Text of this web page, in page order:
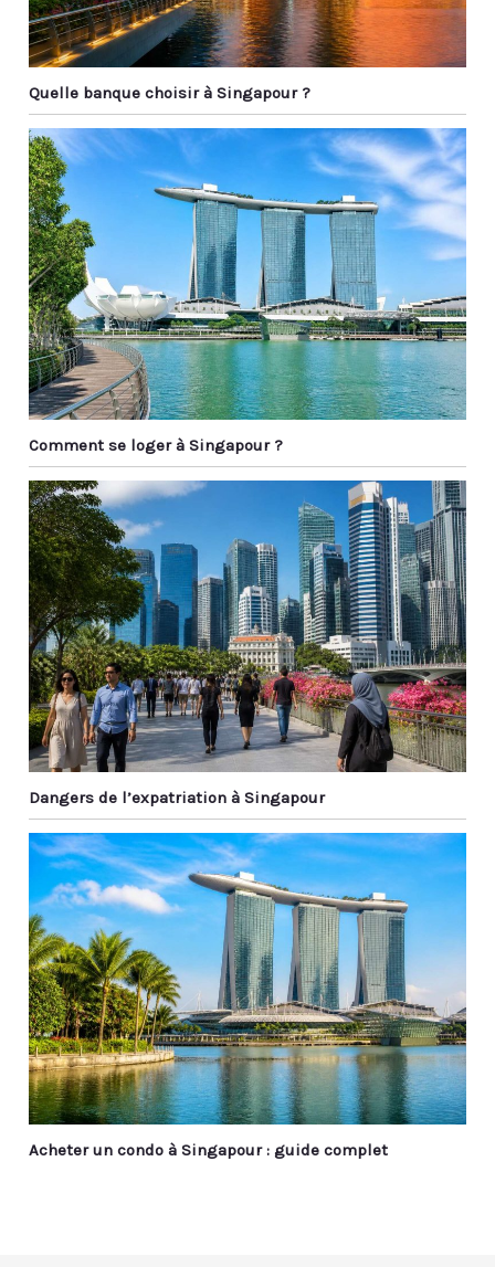
Quelle banque choisir à Singapour ?
Comment se loger à Singapour ?
Dangers de l’expatriation à Singapour
Acheter un condo à Singapour : guide complet